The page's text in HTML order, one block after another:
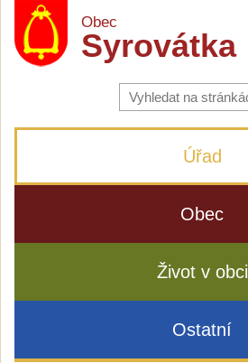
Obec
Syrovátka
Vyhledávání
na
stránkách
Úřad
Obec
Život v obci
Ostatní